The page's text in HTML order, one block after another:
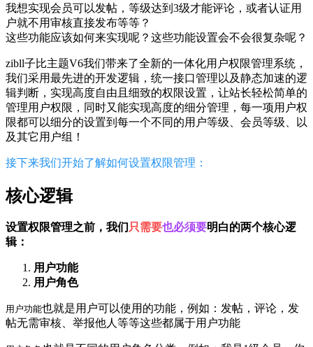
我想实现会员可以发帖，等级达到3级才能评论，或者认证用
户就不用审核直接发布等等？
这些功能应该如何来实现呢？这些功能设置会不会很复杂呢？
zibll子比主题V6我们带来了全新的一体化用户权限管理系统，
我们采用最先进的开发逻辑，统一接口管理以及静态加速的逻
辑判断，实现高度自由且细致的权限设置，让站长轻松简单的
管理用户权限，同时又能实现高度的细分管理，每一项用户权
限都可以细分的设置到每一个不同的用户等级、会员等级、以
及其它用户组！
接下来我们开始了解如何设置权限管理：
核心逻辑
设置权限管理之前，我们只需要也必须要明白的两个核心逻
辑：
用户功能
用户角色
用户功能也就是用户可以使用的功能，例如：发帖，评论，发
帖无需审核、举报他人等等这些都属于用户功能